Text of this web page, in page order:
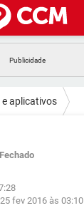
FACEBOOK
WHATSAPP
EXCEL
aplicativos
Fechado
25 fev 2016 às 03:10